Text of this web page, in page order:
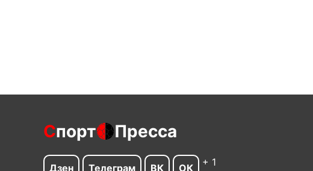
Спорт Пресса
Дзен Телеграм ВК ОК + 1